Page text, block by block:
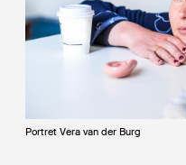
Portret Vera van der Burg